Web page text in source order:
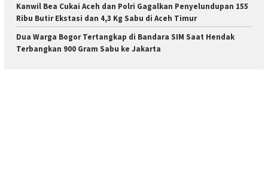
Kanwil Bea Cukai Aceh dan Polri Gagalkan Penyelundupan 155
Ribu Butir Ekstasi dan 4,3 Kg Sabu di Aceh Timur
Dua Warga Bogor Tertangkap di Bandara SIM Saat Hendak
Terbangkan 900 Gram Sabu ke Jakarta